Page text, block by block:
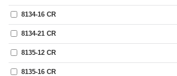
8134-16 CR
8134-21 CR
8135-12 CR
8135-16 CR